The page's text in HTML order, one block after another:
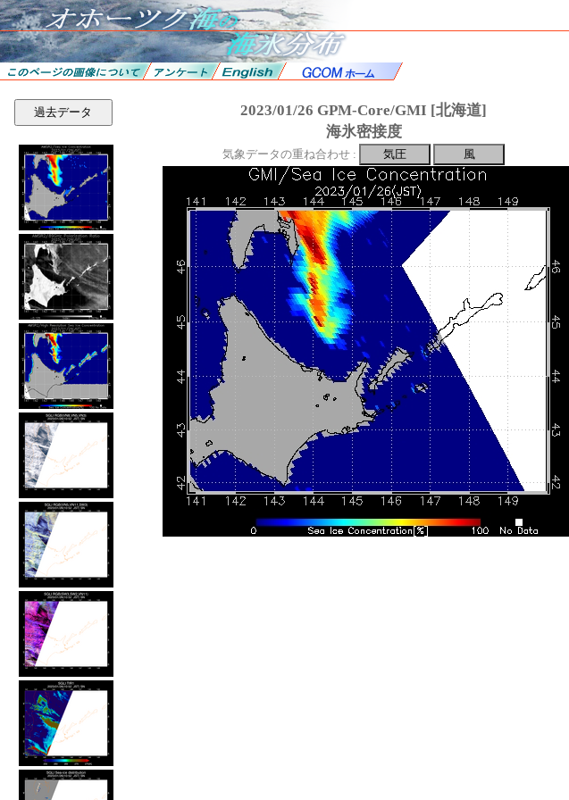
過去データ
2023/01/26 GPM-Core/GMI [北海道]
海氷密接度
気象データの重ね合わせ :